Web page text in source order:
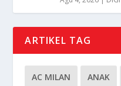
ARTIKEL TAG
AC MILAN ANAK